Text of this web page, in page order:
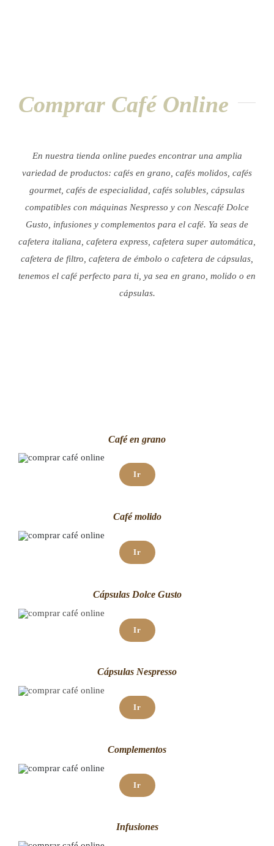
Comprar Café Online
En nuestra tienda online puedes encontrar una amplia
variedad de productos: cafés en grano, cafés molidos, cafés
gourmet, cafés de especialidad, cafés solubles, cápsulas
compatibles con máquinas Nespresso y con Nescafé Dolce
Gusto, infusiones y complementos para el café. Ya seas de
cafetera italiana, cafetera express, cafetera super automática,
cafetera de filtro, cafetera de émbolo o cafetera de cápsulas,
tenemos el café perfecto para ti, ya sea en grano, molido o en
cápsulas.
Café en grano
Ir
Café molido
Ir
Cápsulas Dolce Gusto
Ir
Cápsulas Nespresso
Ir
Complementos
Ir
Infusiones